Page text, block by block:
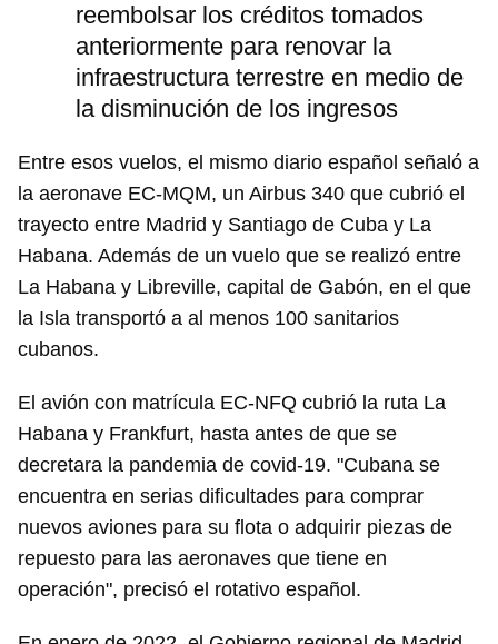
reembolsar los créditos tomados
anteriormente para renovar la
infraestructura terrestre en medio de
la disminución de los ingresos
Entre esos vuelos, el mismo diario español señaló a
la aeronave EC-MQM, un Airbus 340 que cubrió el
trayecto entre Madrid y Santiago de Cuba y La
Habana. Además de un vuelo que se realizó entre
La Habana y Libreville, capital de Gabón, en el que
la Isla transportó a al menos 100 sanitarios
cubanos.
El avión con matrícula EC-NFQ cubrió la ruta La
Habana y Frankfurt, hasta antes de que se
decretara la pandemia de covid-19. "Cubana se
encuentra en serias dificultades para comprar
nuevos aviones para su flota o adquirir piezas de
repuesto para las aeronaves que tiene en
operación", precisó el rotativo español.